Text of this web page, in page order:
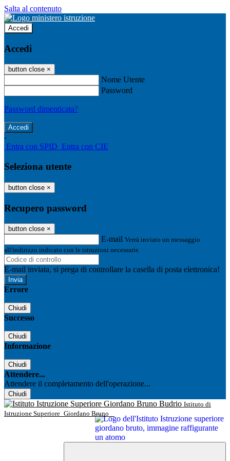
Salta al contenuto
Accedi
Accedi
button close ×
Nome Utente
Password
Password dimenticata?
-
Entra con SPID Entra con CIE
Seleziona utente
button close ×
Recupero password
button close ×
E-mail Verrà inviato un messaggio
all'indirizzo indicato con le istruzioni necessarie.
E-mail inviata, si prega di controllare la casella di posta elettronica!
Errore
Chiudi
Successo
Chiudi
Informazione
Chiudi
Attendere...
Attendere il completamento dell'operazione...
Chiudi
Istituto di
Istruzione Superiore Giordano Bruno